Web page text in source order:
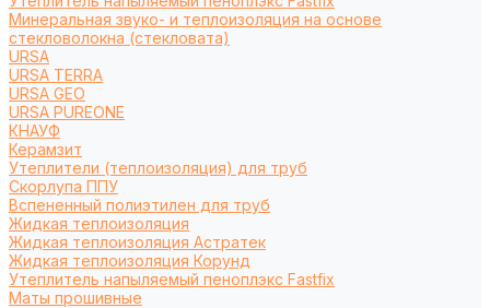
Минеральная звуко- и теплоизоляция на основе
стекловолокна (стекловата)
URSA
URSA TERRA
URSA GEO
URSA PUREONE
КНАУФ
Керамзит
Утеплители (теплоизоляция) для труб
Cкорлупа ППУ
Вспененный полиэтилен для труб
Жидкая теплоизоляция
Жидкая теплоизоляция Астратек
Жидкая теплоизоляция Корунд
Утеплитель напыляемый пеноплэкс Fastfix
Маты прошивные